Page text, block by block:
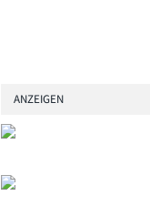
ANZEIGEN